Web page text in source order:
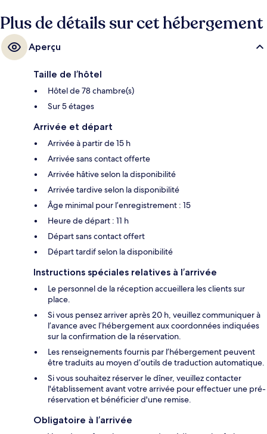
Plus de détails sur cet hébergement
Aperçu
Taille de l’hôtel
Hôtel de 78 chambre(s)
Sur 5 étages
Arrivée et départ
Arrivée à partir de 15 h
Arrivée sans contact offerte
Arrivée hâtive selon la disponibilité
Arrivée tardive selon la disponibilité
Âge minimal pour l’enregistrement : 15
Heure de départ : 11 h
Départ sans contact offert
Départ tardif selon la disponibilité
Instructions spéciales relatives à l’arrivée
Le personnel de la réception accueillera les clients sur
place.
Si vous pensez arriver après 20 h, veuillez communiquer à
l’avance avec l’hébergement aux coordonnées indiquées
sur la confirmation de la réservation.
Les renseignements fournis par l’hébergement peuvent
être traduits au moyen d’outils de traduction automatique.
Si vous souhaitez réserver le dîner, veuillez contacter
l'établissement avant votre arrivée pour effectuer une pré-
réservation et bénéficier d'une remise.
Obligatoire à l’arrivée